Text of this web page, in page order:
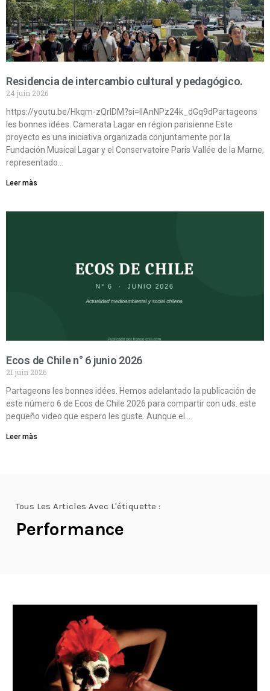
Residencia de intercambio cultural y pedagógico.
24 juin 2026
https://youtu.be/Hkqm-zQrIDM?si=IIAnNPz24k_dGq9dPartageons
les bonnes idées. Camerata Lagar en région parisienne Este
proyecto es una iniciativa organizada conjuntamente por la
Fundación Musical Lagar y el Conservatoire Paris Vallée de la Marne,
representado…
Leer màs
Ecos de Chile n° 6 junio 2026
21 juin 2026
Partageons les bonnes idées. Hemos adelantado la publicación de
este número 6 de Ecos de Chile 2026 para compartir con uds. este
pequeño video que espero les guste. Aunque el…
Leer màs
Tous Les Articles Avec L'étiquette :
Performance